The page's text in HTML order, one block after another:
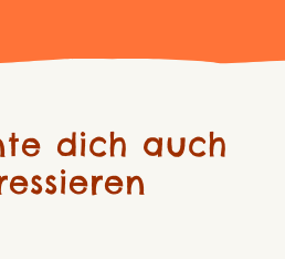
dich auch